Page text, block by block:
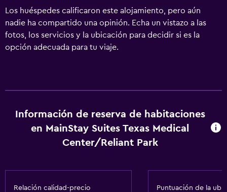
Los huéspedes calificaron este alojamiento, pero aún
nadie ha compartido una opinión. Echa un vistazo a las
fotos, los servicios y la ubicación para decidir si es la
opción adecuada para tu viaje.
Información de reserva de habitaciones
en MainStay Suites Texas Medical
Center/Reliant Park
Relación calidad-precio Puntuación de la